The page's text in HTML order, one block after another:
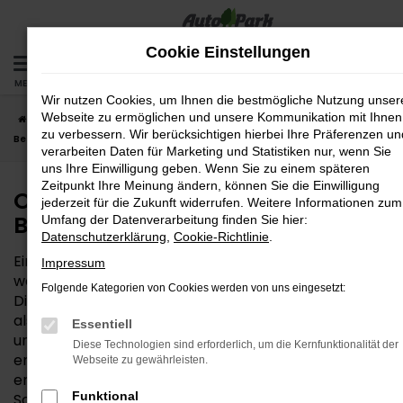
Zum
springen
MENÜ
Startseite Passau Opel Opel Corsa
Opel Corsa Neuwagen –
Bestqualität für Passau
Opel Corsa Neuwagen –
Bestqualität für Passau
Ein Opel Corsa Neuwagen ist eine vortreffliche Wahl,
wenn es um das passende Auto für Passau geht.
Dieses Modell überzeugt sowohl durch sein Design
als auch durch die sprichwörtlich „inneren Werte“
und wird von unserem Autohaus uneingeschränkt
empfohlen. Wer sich für einen Opel Corsa Neuwagen
entscheidet, kann die einzelnen Details Schritt für
Cookie Einstellungen
Wir nutzen Cookies, um Ihnen die bestmögliche Nutzung
Webseite zu ermöglichen und unsere Kommunikation mit Ihnen
zu verbessern. Wir berücksichtigen hierbei Ihre Präferenzen
verarbeiten Daten für Marketing und Statistiken nur, wenn Sie
uns Ihre Einwilligung geben. Wenn Sie zu einem späteren
Zeitpunkt Ihre Meinung ändern, können Sie die Einwilligung
jederzeit für die Zukunft widerrufen. Weitere Informationen zum
Umfang der Datenverarbeitung finden Sie hier:
Datenschutzerklärung Cookie-Richtlinie
Impressum
Folgende Kategorien von Cookies werden von uns eingesetzt:
Essentiell
Diese Technologien sind erforderlich, um die Kernfunktionalität der
Webseite zu gewährleisten.
Funktional